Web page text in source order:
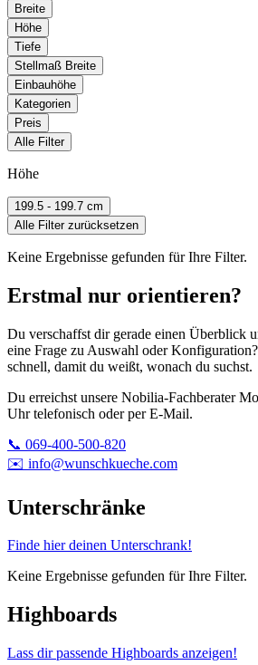
Breite
Höhe
Tiefe
Stellmaß Breite
Einbauhöhe
Kategorien
Preis
Alle Filter
Höhe
199.5 - 199.7 cm
Alle Filter zurücksetzen
Keine Ergebnisse gefunden für Ihre Filter.
Erstmal nur orientieren?
Du verschaffst dir gerade einen Überblick
eine Frage zu Auswahl oder
schnell, damit du weißt, wonach du suchst.
Du erreichst unsere Nobilia-Fachberater
Uhr telefonisch oder per E-Mail.
📞 069-400-500-820
✉️ info@wunschkueche.com
Unterschränke
Finde hier deinen Unterschrank!
Keine Ergebnisse gefunden für Ihre Filter.
Highboards
Lass dir passende Highboards anzeigen!